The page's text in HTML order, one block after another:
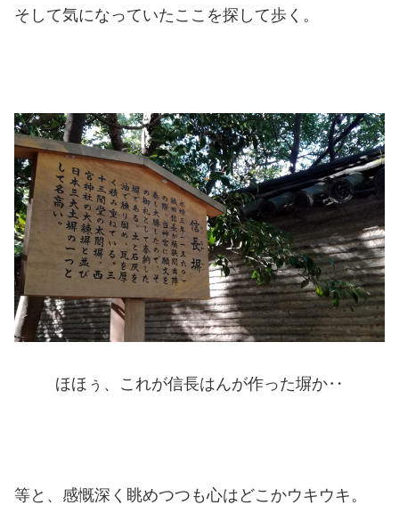
そして気になっていたここを探して歩く。
ほほぅ、これが信長はんが作った塀か‥
等と、感慨深く眺めつつも心はどこかウキウキ。